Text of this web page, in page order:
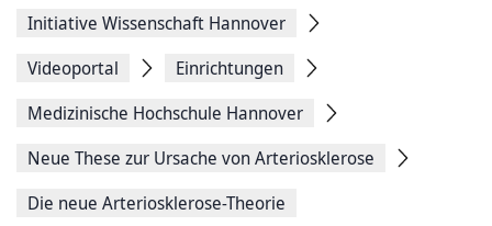
teilen
Seitenlink
Seite
Initiative Wissenschaft Hannover
Videoportal
Einrichtungen
Medizinische ­Hochschule ­Hannover
Neue These zur Ursache von Arteriosklerose
Die neue Arteriosklerose-Theorie